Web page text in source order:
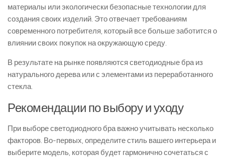
материалы или экологически безопасные технологии для
создания своих изделий. Это отвечает требованиям
современного потребителя, который все больше заботится о
влиянии своих покупок на окружающую среду.
В результате на рынке появляются светодиодные бра из
натурального дерева или с элементами из переработанного
стекла.
Рекомендации по выбору и уходу
При выборе светодиодного бра важно учитывать несколько
факторов. Во-первых, определите стиль вашего интерьера и
выберите модель, которая будет гармонично сочетаться с